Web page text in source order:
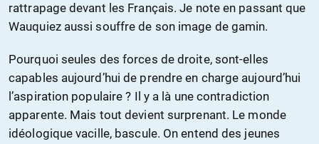
rattrapage devant les Français. Je note en passant que
Wauquiez aussi souffre de son image de gamin.
Pourquoi seules des forces de droite, sont-elles
capables aujourd’hui de prendre en charge aujourd’hui
l’aspiration populaire ? Il y a là une contradiction
apparente. Mais tout devient surprenant. Le monde
idéologique vacille, bascule. On entend des jeunes